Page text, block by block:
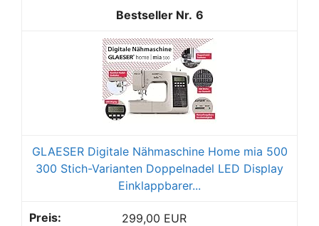
6
GLAESER Digitale Nähmaschine Home mia 500
300 Stich-Varianten Doppelnadel LED Display
Einklappbarer...
299,00 EUR